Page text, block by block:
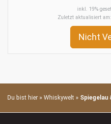
inkl. 19%
Zuletzt aktualisiert
Nicht
Du bist hier » Whiskywelt » Spiegelau